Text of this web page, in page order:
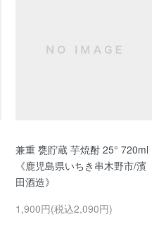
兼重 甕貯蔵 芋焼酎 25° 720ml
《鹿児島県いちき串木野市/濱
田酒造》
1,900円(税込2,090円)